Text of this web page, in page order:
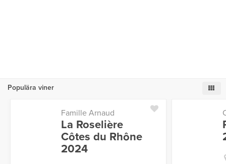
Populära viner
Famille Arnaud
La Roselière
Côtes du Rhône
2024